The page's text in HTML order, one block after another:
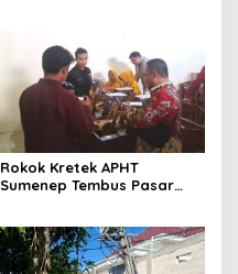
Rokok Kretek APHT
Sumenep Tembus Pasar